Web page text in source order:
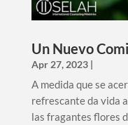
Un Nuevo
Apr 27, 2023|
A medida que se
refrescante da vida
las fragantes flores